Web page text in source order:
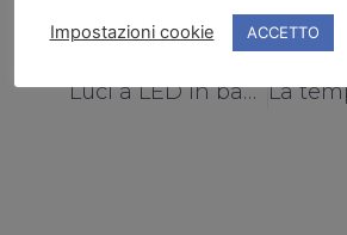
Luci a LED in bagno? Sì grazie!
Impostazioni cookie ACCETTO